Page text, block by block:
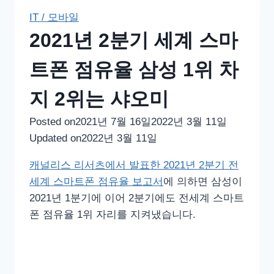
IT / 모바일
2021년 2분기 세계 스마
트폰 점유율 삼성 1위 차
지 2위는 샤오미
Posted on2021년 7월 16일2022년 3월 11일
Updated on2022년 3월 11일
캐널리스 리서츠에서 발표한 2021년 2분기 전
세계 스마트폰 점유율 보고서 에 의하면 삼성이
2021년 1분기에 이어 2분기에도 전세계 스마트
폰 점유율 1위 자리를 지켜냈습니다.